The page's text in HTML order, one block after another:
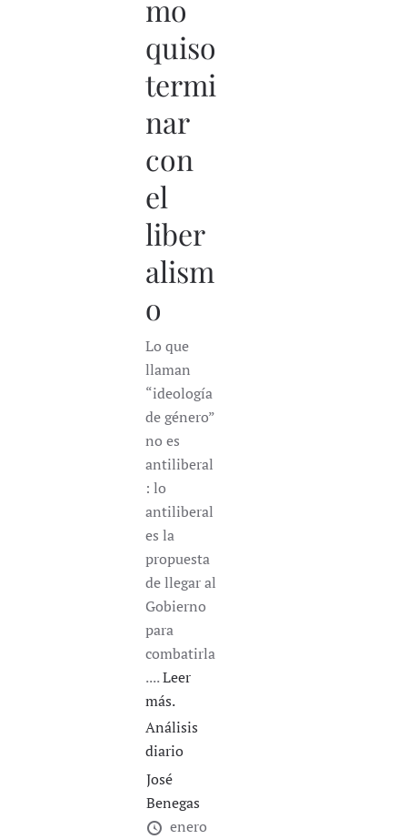
mo
quiso
termi
nar
con
el
liber
alism
o
Lo que
llaman
“ideología
de género”
no es
antiliberal
: lo
antiliberal
es la
propuesta
de llegar al
Gobierno
para
combatirla
....Leer
más.
Análisis
diario
José
Benegas
enero